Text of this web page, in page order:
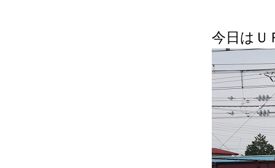
今日はＵ